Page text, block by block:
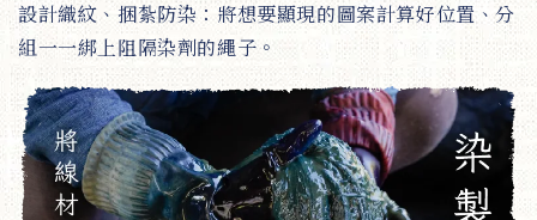
設計織紋、捆紮防染：將想要顯現的圖案計算好位置、分
組一一綁上阻隔染劑的繩子。